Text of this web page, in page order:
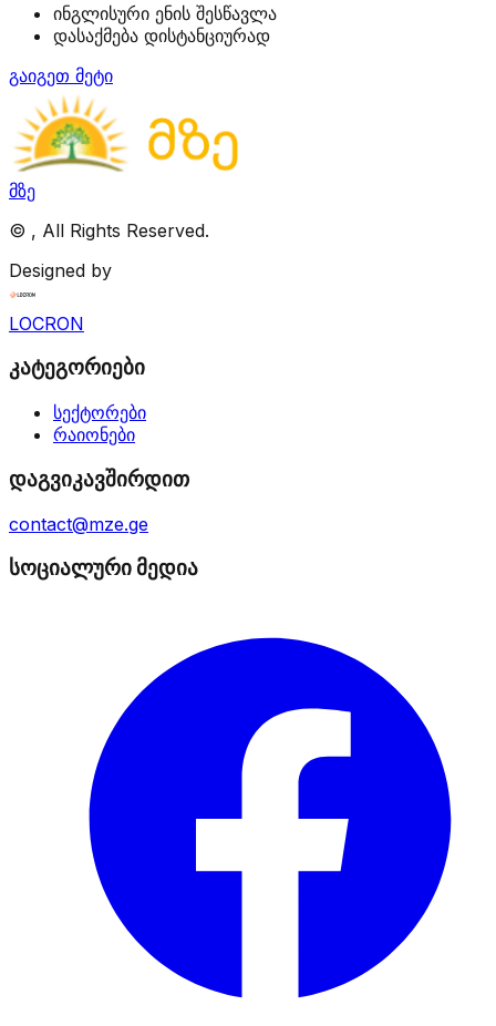
ინგლისური ენის შესწავლა
დასაქმება დისტანციურად
გაიგეთ მეტი
მზე
© , All Rights Reserved.
Designed by
LOCRON
კატეგორიები
სექტორები
რაიონები
დაგვიკავშირდით
contact@mze.ge
სოციალური მედია